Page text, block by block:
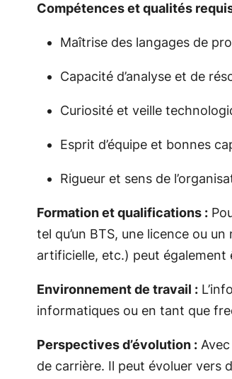
Compétences et qualités
Maîtrise des langages de
Capacité d’analyse et de
Curiosité et veille
Esprit d’équipe et bonnes
Rigueur et sens de
Formation et qualifications :
tel qu’un BTS, une licence ou
artificielle, etc.) peut également
Environnement de travail :
informatiques ou en tant que
Perspectives d’évolution :Avec
de carrière. Il peut évoluer vers